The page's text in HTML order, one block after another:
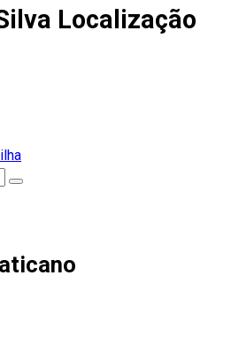
Localização